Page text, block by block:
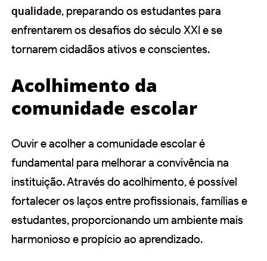
qualidade, preparando os estudantes para
enfrentarem os desafios do século XXI e se
tornarem cidadãos ativos e conscientes.
Acolhimento da
comunidade escolar
Ouvir e acolher a comunidade escolar é
fundamental para melhorar a convivência na
instituição. Através do acolhimento, é possível
fortalecer os laços entre profissionais, famílias e
estudantes, proporcionando um ambiente mais
harmonioso e propício ao aprendizado.